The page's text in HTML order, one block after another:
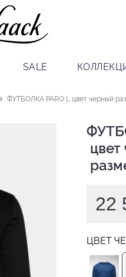
SALE
ФУТБОЛКА PARO L цвет черный
22
ЦВЕТ